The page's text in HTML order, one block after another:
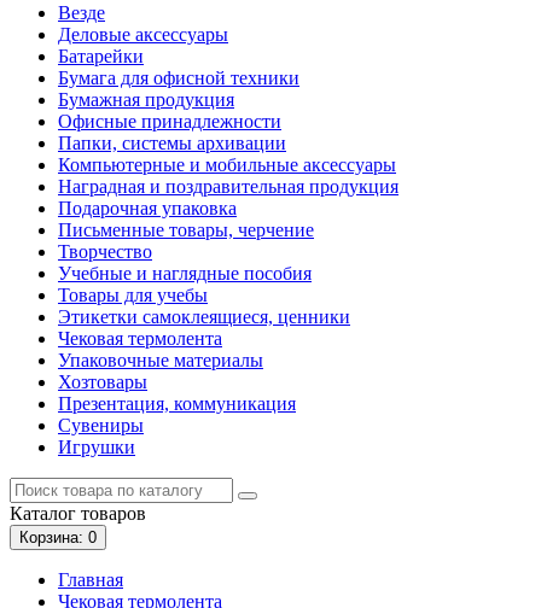
Везде
Деловые аксессуары
Батарейки
Бумага для офисной техники
Бумажная продукция
Офисные принадлежности
Папки, системы архивации
Компьютерные и мобильные аксессуары
Наградная и поздравительная продукция
Подарочная упаковка
Письменные товары, черчение
Творчество
Учебные и наглядные пособия
Товары для учебы
Этикетки самоклеящиеся, ценники
Чековая термолента
Упаковочные материалы
Хозтовары
Презентация, коммуникация
Сувениры
Игрушки
Каталог товаров
Корзина: 0
Главная
Чековая термолента